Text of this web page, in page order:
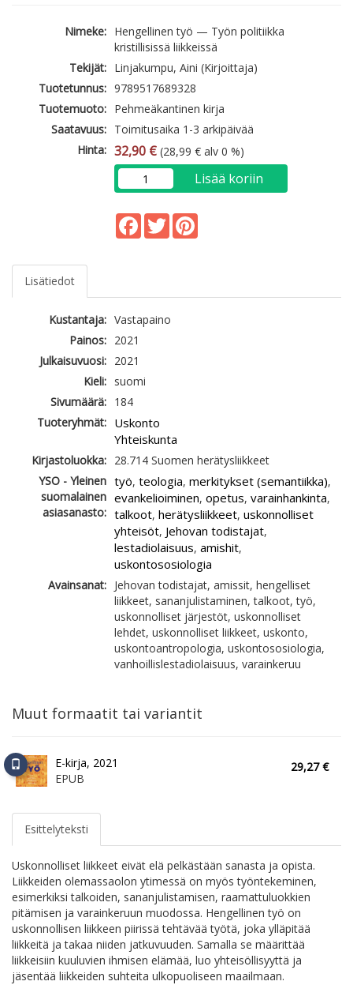
Nimeke: Hengellinen työ — Työn politiikka
kristillisissä liikkeissä
Tekijät: Linjakumpu, Aini (Kirjoittaja)
Tuotetunnus: 9789517689328
Tuotemuoto: Pehmeäkantinen kirja
Saatavuus: Toimitusaika 1-3 arkipäivää
Hinta: 32,90 € (28,99 € alv 0 %)
Lisää koriin
Facebook
Twitter
Lisätiedot
Kustantaja: Vastapaino
Painos: 2021
Julkaisuvuosi: 2021
Kieli: suomi
Sivumäärä: 184
Tuoteryhmät: Uskonto
Yhteiskunta
Kirjastoluokka: 28.714 Suomen herätysliikkeet
YSO - Yleinen
suomalainen
asiasanasto:
työ, teologia, merkitykset (semantiikka),
evankelioiminen, opetus, varainhankinta,
talkoot, herätysliikkeet, uskonnolliset
yhteisöt, Jehovan todistajat,
lestadiolaisuus, amishit,
uskontososiologia
Avainsanat: Jehovan todistajat, amissit, hengelliset
liikkeet, sananjulistaminen, talkoot, työ,
uskonnolliset järjestöt, uskonnolliset
lehdet, uskonnolliset liikkeet, uskonto,
uskontoantropologia, uskontososiologia,
vanhoillislestadiolaisuus, varainkeruu
Muut formaatit tai variantit
E-kirja, 2021
EPUB
29,27 €
Esittelyteksti
Uskonnolliset liikkeet eivät elä pelkästään sanasta ja opista.
Liikkeiden olemassaolon ytimessä on myös työntekeminen,
esimerkiksi talkoiden, sananjulistamisen, raamattuluokkien
pitämisen ja varainkeruun muodossa. Hengellinen työ on
uskonnollisen liikkeen piirissä tehtävää työtä, joka ylläpitää
liikkeitä ja takaa niiden jatkuvuuden. Samalla se määrittää
liikkeisiin kuuluvien ihmisen elämää, luo yhteisöllisyyttä ja
jäsentää liikkeiden suhteita ulkopuoliseen maailmaan.